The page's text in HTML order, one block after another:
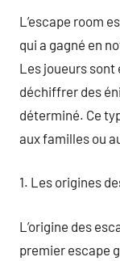
L’escape room
qui a gagné en
Les joueurs sont
déchiffrer des
déterminé. Ce
aux familles ou
1. Les origines
L’origine des
premier escape